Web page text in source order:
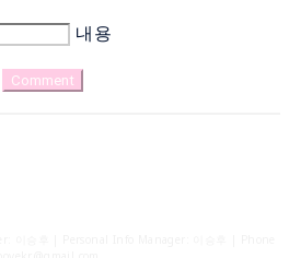
내용
Comment